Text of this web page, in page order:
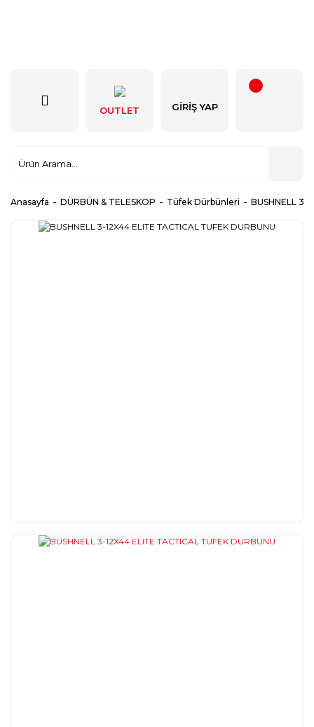
OUTLET GIRIŞ YAP
Anasayfa DÜRBÜN & TELESKOP Tüfek Dürbünleri BUSHNELL 3-